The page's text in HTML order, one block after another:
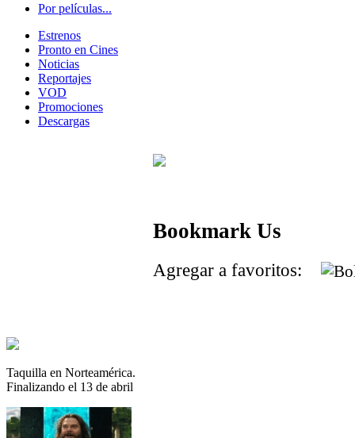
Por películas...
Estrenos
Pronto en Cines
Noticias
Reportajes
VOD
Promociones
Descargas
Taquilla en Norteamérica.
Finalizando el 13 de abril
Bookmark Us
Agregar a favoritos: